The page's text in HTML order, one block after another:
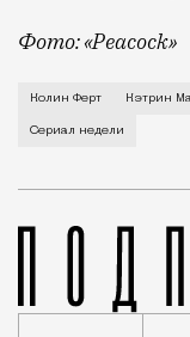
Фото: «Peacock»
Джим (Колин
Колин Ферт Кэтрин
Сериал недели